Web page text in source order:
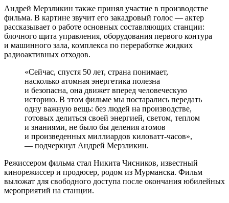
Андрей Мерзликин также принял участие в производстве
фильма. В картине звучит его закадровый голос — ​актер
рассказывает о работе основных составляющих станции:
блочного щита управления, оборудования первого контура
и машинного зала, комплекса по переработке жидких
радиоактивных отходов.
«Сейчас, спустя 50 лет, страна понимает,
насколько атомная энергетика полезна
и безопасна, она движет вперед человеческую
историю. В этом фильме мы постарались передать
одну важную вещь: без людей на производстве,
готовых делиться своей энергией, светом, теплом
и знаниями, не было бы деления атомов
и произведенных миллиардов киловатт-часов»,
— подчеркнул Андрей Мерзликин.
Режиссером фильма стал Никита Чисников, известный
кинорежиссер и продюсер, родом из Мурманска. Фильм
выложат для свободного доступа после окончания юбилейных
мероприятий на станции.